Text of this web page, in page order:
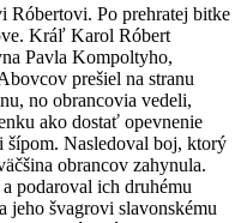
Po prehratej bitke
Kráľ Karol Róbert
Pavla Kompoltyho,
prešiel na stranu
no obrancovia vedeli,
ako dostať opevnenie
šípom. Nasledoval boj, ktorý
obrancov zahynula.
podaroval ich druhému
švagrovi slavonskému